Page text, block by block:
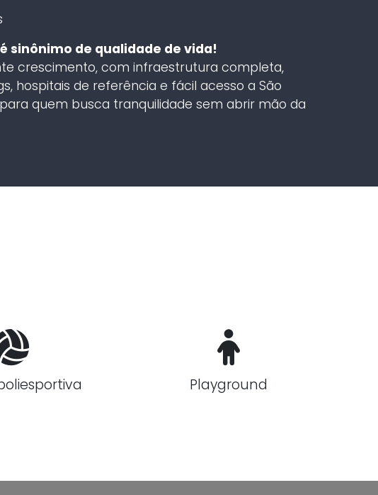
sinônimo de qualidade de vida!
crescimento, com infraestrutura completa,
hospitais de referência e fácil acesso a São
quem busca tranquilidade sem abrir mão da
Playground